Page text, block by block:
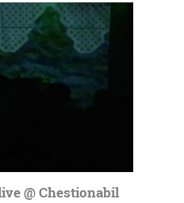
@ Chestionabil